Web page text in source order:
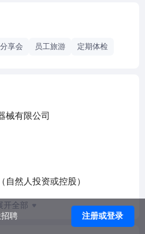
极向上，公司提倡工作努力，
享会 员工旅游 定期体检
械有限公司
自然人投资或控股）
开全部
聘
注册或登录